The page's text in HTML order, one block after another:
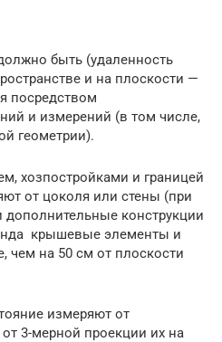
быть (удаленность
и на плоскости —
посредством
и измерений (в том числе,
геометрии).
хозпостройками и границей
от цоколя или стены (при
дополнительные конструкции
крышевые элементы и
чем на 50 см от плоскости
измеряют от
3-мерной проекции их на